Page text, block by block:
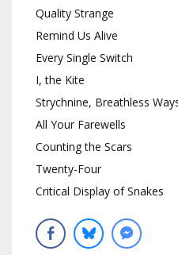
Quality Strange
Remind Us Alive
Every Single Switch
I, the Kite
Strychnine, Breathless
All Your Farewells
Counting the Scars
Twenty-Four
Critical Display of Snakes